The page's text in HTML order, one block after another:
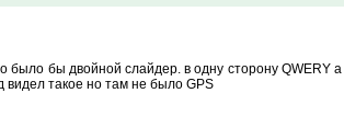
было бы двойной слайдер. в одну сторону QWERY а
такое но там не было GPS